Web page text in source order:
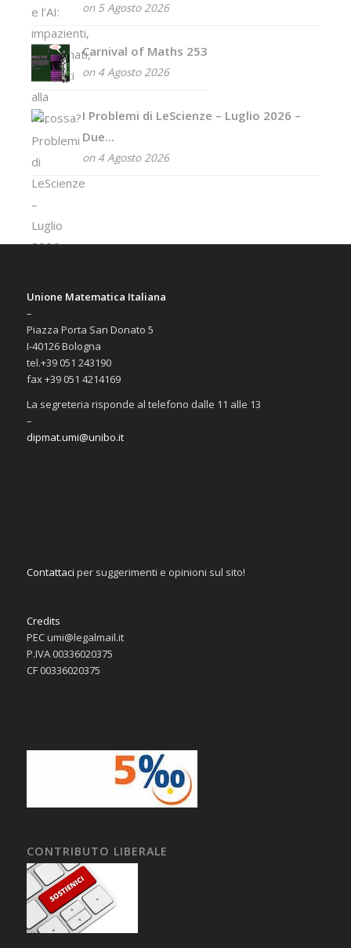
on 5 Agosto 2026
Carnival of Maths 253
on 4 Agosto 2026
I Problemi di LeScienze – Luglio 2026 –
Due...
on 4 Agosto 2026
Unione Matematica Italiana
–
Piazza Porta San Donato 5
I-40126 Bologna
tel.+39 051 243190
fax +39 051 4214169
La segreteria risponde al telefono dalle 11 alle 13
–
dipmat.umi@unibo.it
Contattaci per suggerimenti e opinioni sul sito!
Credits
PEC umi@legalmail.it
P.IVA 00336020375
CF 00336020375
CONTRIBUTO LIBERALE